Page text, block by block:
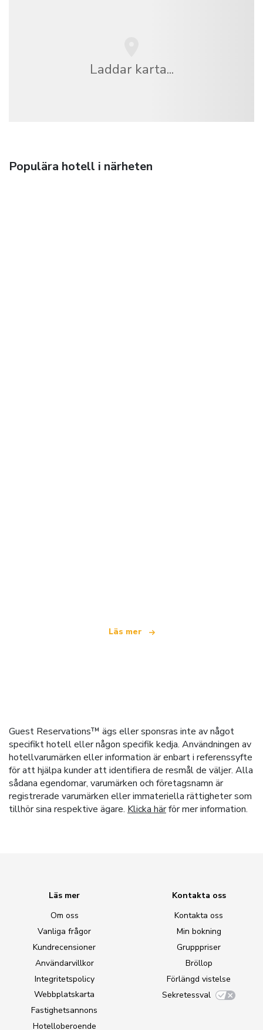
Laddar karta...
Populära hotell i närheten
Läs mer
Guest Reservations™ ägs eller sponsras inte av något
specifikt hotell eller någon specifik kedja. Användningen av
hotellvarumärken eller information är enbart i referenssyfte
för att hjälpa kunder att identifiera de resmål de väljer. Alla
sådana egendomar, varumärken och företagsnamn är
registrerade varumärken eller immateriella rättigheter som
tillhör sina respektive ägare. Klicka härför mer information.
Läs mer
Om oss
Vanliga frågor
Kundrecensioner
Användarvillkor
Integritetspolicy
Webbplatskarta
Fastighetsannons
Hotelloberoende
Kontakta oss
Kontakta oss
Min bokning
Grupppriser
Bröllop
Förlängd vistelse
Sekretessval